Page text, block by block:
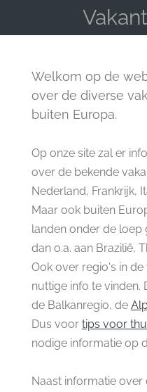
hoofdinhoud
Welkom op de
over de diverse
buiten Europa.
Op onze site zal er
over de bekende
Nederland, Frankrijk,
Maar ook buiten
landen onder de loep
dan o.a. aan Brazilië,
Ook over regio's in
nuttige info te vinden.
de Balkanregio, de
Dus voor tips voor
nodige informatie op
Naast informatie over